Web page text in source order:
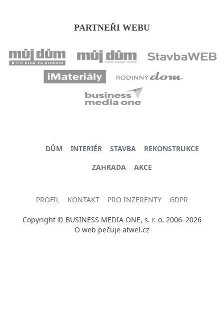
PARTNEŘI WEBU
DŮM INTERIÉR STAVBA
REKONSTRUKCE
ZAHRADA
AKCE
PROFIL KONTAKT PRO INZERENTY GDPR
Copyright © BUSINESS MEDIA ONE, s. r. o. 2006–2026